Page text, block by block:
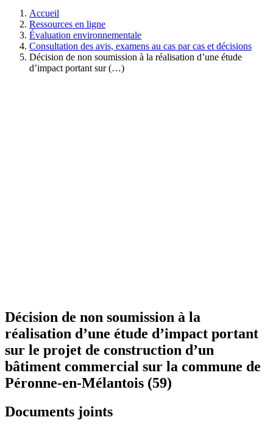
Accueil
Ressources en ligne
Évaluation environnementale
Consultation des avis, examens au cas par cas et décisions
Décision de non soumission à la réalisation d’une étude
d’impact portant sur (…)
Décision de non soumission à la
réalisation d’une étude d’impact portant
sur le projet de construction d’un
bâtiment commercial sur la commune de
Péronne-en-Mélantois (59)
Documents joints